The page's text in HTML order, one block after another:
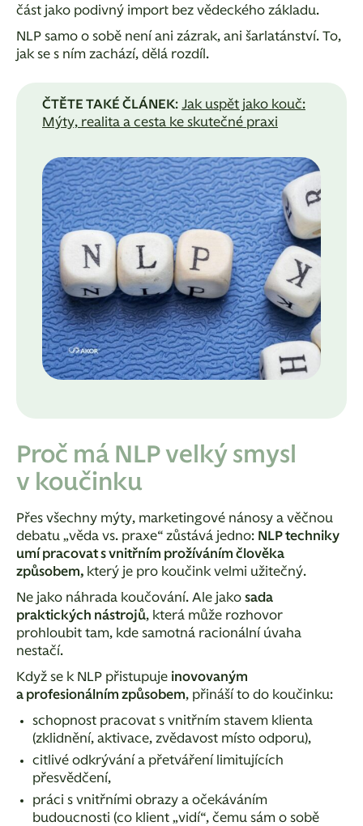
část jako podivný import bez vědeckého základu.
NLP samo o sobě není ani zázrak, ani šarlatánství. To,
jak se s ním zachází, dělá rozdíl.
ČTĚTE TAKÉ ČLÁNEK: Jak uspět jako kouč:
Mýty, realita a cesta ke skutečné praxi
Proč má NLP velký smysl
v koučinku
Přes všechny mýty, marketingové nánosy a věčnou
debatu „věda vs. praxe“ zůstává jedno: NLP techniky
umí pracovat s vnitřním prožíváním člověka
způsobem, který je pro koučink velmi užitečný.
Ne jako náhrada koučování. Ale jako sada
praktických nástrojů, která může rozhovor
prohloubit tam, kde samotná racionální úvaha
nestačí.
Když se k NLP přistupuje inovovaným
a profesionálním způsobem, přináší to do koučinku:
schopnost pracovat s vnitřním stavem klienta
(zklidnění, aktivace, zvědavost místo odporu),
citlivé odkrývání a přetváření limitujících
přesvědčení,
práci s vnitřními obrazy a očekáváním
budoucnosti (co klient „vidí“, čemu sám o sobě